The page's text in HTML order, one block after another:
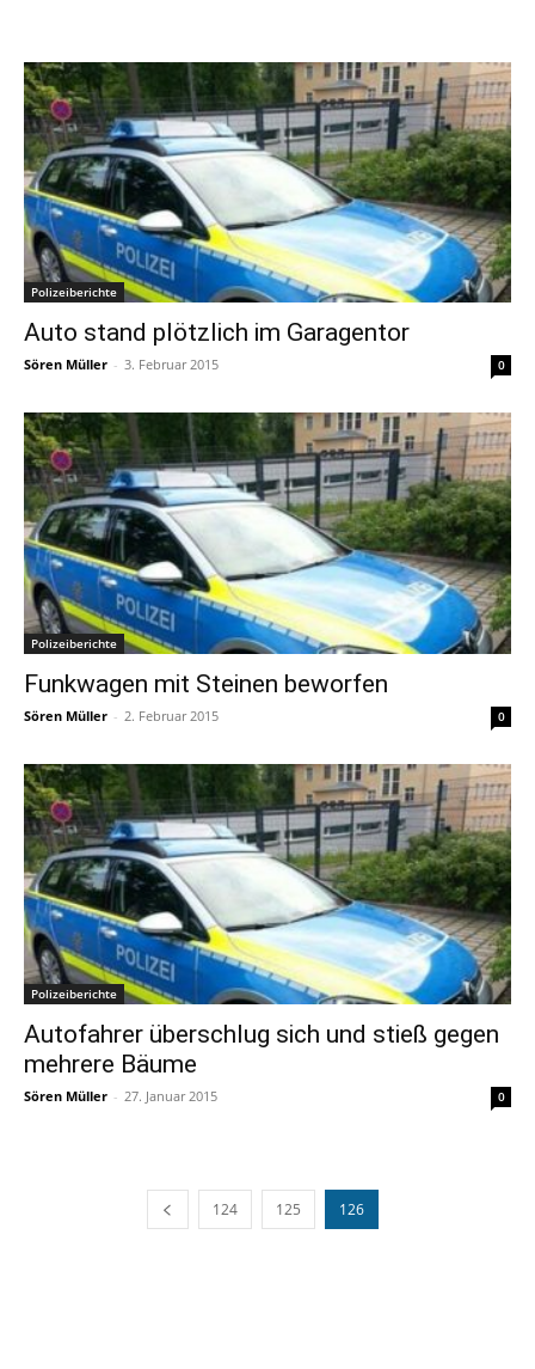
Polizeiberichte
Auto stand plötzlich im Garagentor
Sören Müller - 3. Februar 2015 0
Polizeiberichte
Funkwagen mit Steinen beworfen
Sören Müller - 2. Februar 2015 0
Polizeiberichte
Autofahrer überschlug sich und stieß gegen
mehrere Bäume
Sören Müller - 27. Januar 2015 0
124 125 126